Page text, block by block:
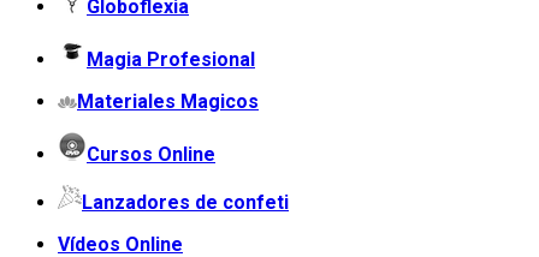
Globoflexia
Magia Profesional
Materiales Magicos
Cursos Online
Lanzadores de confeti
Vídeos Online